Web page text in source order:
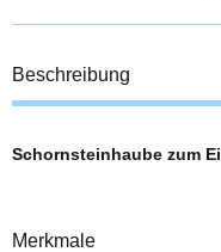
Beschreibung
Schornsteinhaube zum
Merkmale